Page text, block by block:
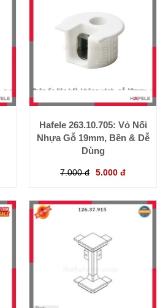
Hafele 263.10.705: Vỏ Nối
Nhựa Gỗ 19mm, Bền & Dễ
Dùng
7.000 đ 5.000 đ